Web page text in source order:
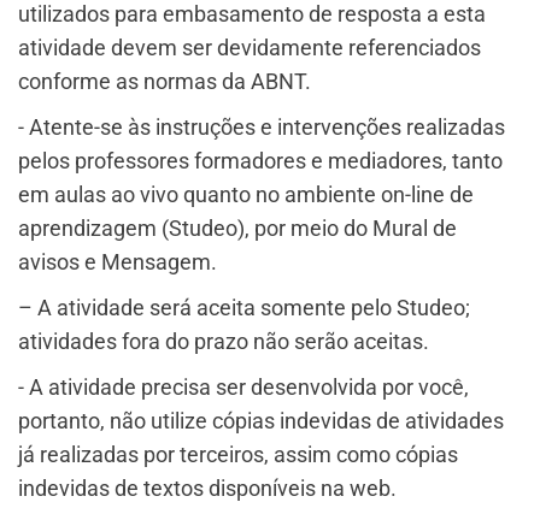
utilizados para embasamento de resposta a esta
atividade devem ser devidamente referenciados
conforme as normas da ABNT.
​- Atente-se às instruções e intervenções realizadas
pelos professores formadores e mediadores, tanto
em aulas ao vivo quanto no ambiente on-line de
aprendizagem (Studeo), por meio do Mural de
avisos e Mensagem.
– A atividade será aceita somente pelo Studeo;
atividades fora do prazo não serão aceitas.
​- A atividade precisa ser desenvolvida por você,
portanto, não utilize cópias indevidas de atividades
já realizadas por terceiros, assim como cópias
indevidas de textos disponíveis na web.